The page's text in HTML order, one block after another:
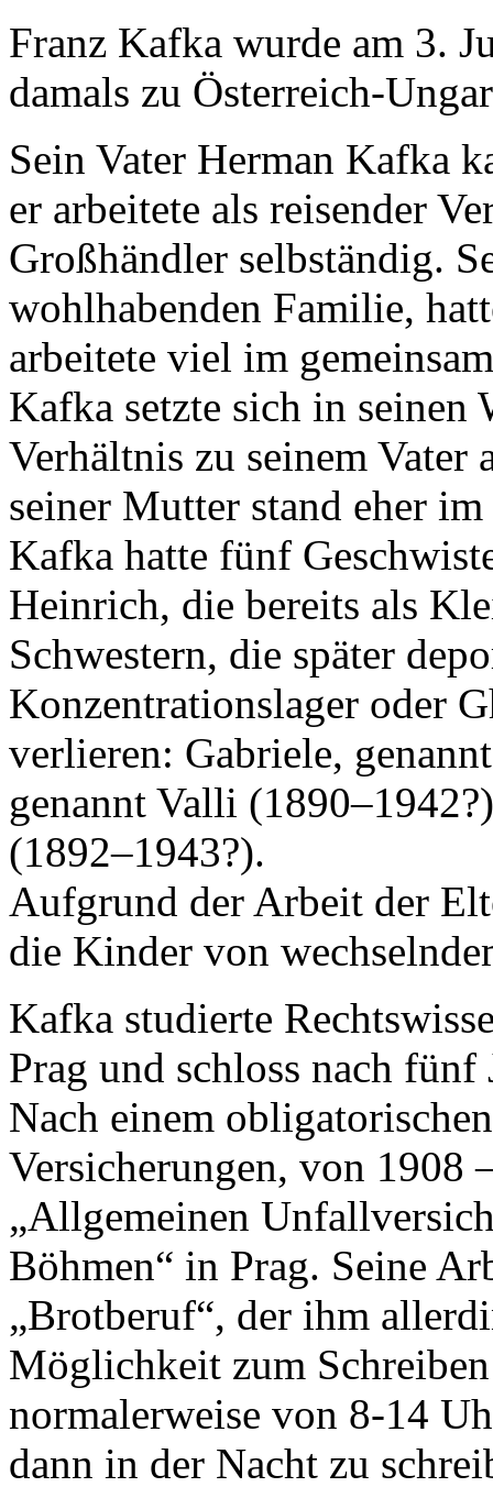
Franz Kafka wurde am 3.
damals zu Österreich-
Sein Vater Herman Kafka
er arbeitete als reisender
Großhändler selbständig.
wohlhabenden Familie,
arbeitete viel im
Kafka setzte sich in seinen
Verhältnis zu seinem Vater
seiner Mutter stand eher
Kafka hatte fünf
Heinrich, die bereits als
Schwestern, die später
Konzentrationslager oder
verlieren: Gabriele,
genannt Valli
(1892–1943?).
Aufgrund der Arbeit der
die Kinder von
Kafka studierte
Prag und schloss nach
Nach einem
Versicherungen, von 1908
„Allgemeinen
Böhmen“ in Prag. Seine
„Brotberuf“, der ihm
Möglichkeit zum
normalerweise von 8-14
dann in der Nacht zu